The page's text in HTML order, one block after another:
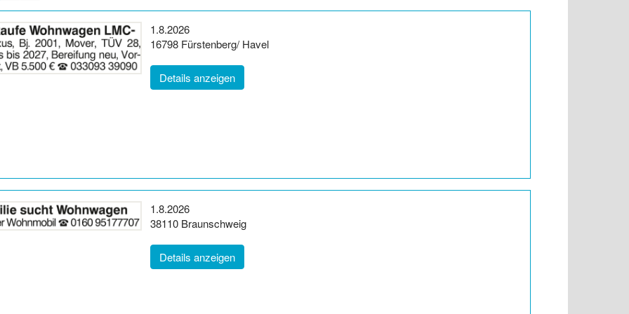
Erscheinungsdatum:
1.8.2026
Postleitzahl:
16798 Ort:
Fürstenberg/ Havel
Details anzeigen(ID: 2064186)
Erscheinungsdatum:
1.8.2026
Postleitzahl:
38110 Ort:
Braunschweig
Details anzeigen(ID: 2064265)